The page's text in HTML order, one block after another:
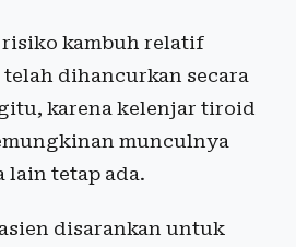
risiko kambuh relatif
dihancurkan secara
karena kelenjar tiroid
munculnya
lain tetap ada.
disarankan untuk